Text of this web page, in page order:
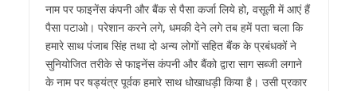
नाम पर फाइनेंस कंपनी और बैंक से पैसा कर्जा लिये हो, वसूली में आएं हैं
पैसा पटाओ। परेशान करने लगे, धमकी देने लगे तब हमें पता चला कि
हमारे साथ पंजाब सिंह तथा दो अन्य लोगों सहित बैंक के प्रबंधकों ने
सुनियोजित तरीके से फाइनेंस कंपनी और बैंको द्वारा साग सब्जी लगाने
के नाम पर षड्यंत्र पूर्वक हमारे साथ धोखाधड़ी किया है। उसी प्रकार